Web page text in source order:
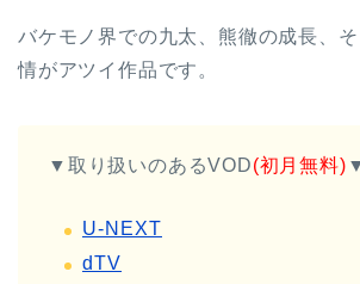
バケモノ界での九太、熊徹の成長、
情がアツイ作品です。
▼取り扱いのあるVOD(初月無料)
U-NEXT
dTV